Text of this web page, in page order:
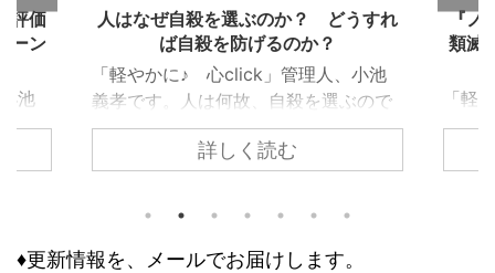
評価
ーン
池
生き
あ
う評
人はなぜ自殺を選ぶのか？ どうすれ
ば自殺を防げるのか？
「軽やかに♪ 心click」管理人、小池
義孝です。人は何故、自殺を選ぶので
しょうか？ 自殺するまで追い込まれ
ない為には、どうすれば良いのでしょ
が、共通するのは精神トーンの問題で
に取り組む前に、基本の大枠として知
詳しく読む
『ノ
類滅
「軽
義孝
て、
♦更新情報を、メールでお届けします。